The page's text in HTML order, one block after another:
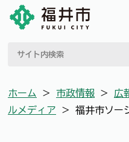
ホーム ＞ 市政情報 ＞ 広
ルメディア ＞ 福井市ソー